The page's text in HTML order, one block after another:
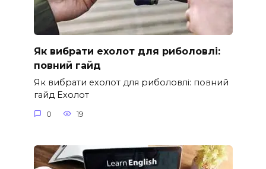
Як вибрати ехолот для риболовлі:
повний гайд
Як вибрати ехолот для риболовлі: повний
гайд Ехолот
0 19